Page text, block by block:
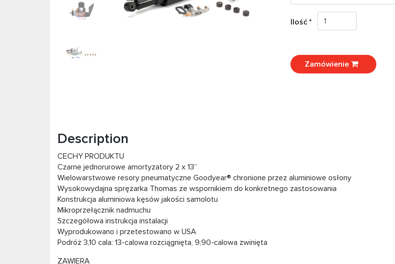
Ilość *
Zamówienie
Description
CECHY PRODUKTU
Czarne jednorurowe amortyzatory 2 x 13”
Wielowarstwowe resory pneumatyczne Goodyear® chronione przez aluminiowe osłony
Wysokowydajna sprężarka Thomas ze wspornikiem do konkretnego zastosowania
Konstrukcja aluminiowa kęsów jakości samolotu
Mikroprzełącznik nadmuchu
Szczegółowa instrukcja instalacji
Wyprodukowano i przetestowano w USA
Podróż 3,10 cala: 13-calowa rozciągnięta, 9,90-calowa zwinięta
ZAWIERA